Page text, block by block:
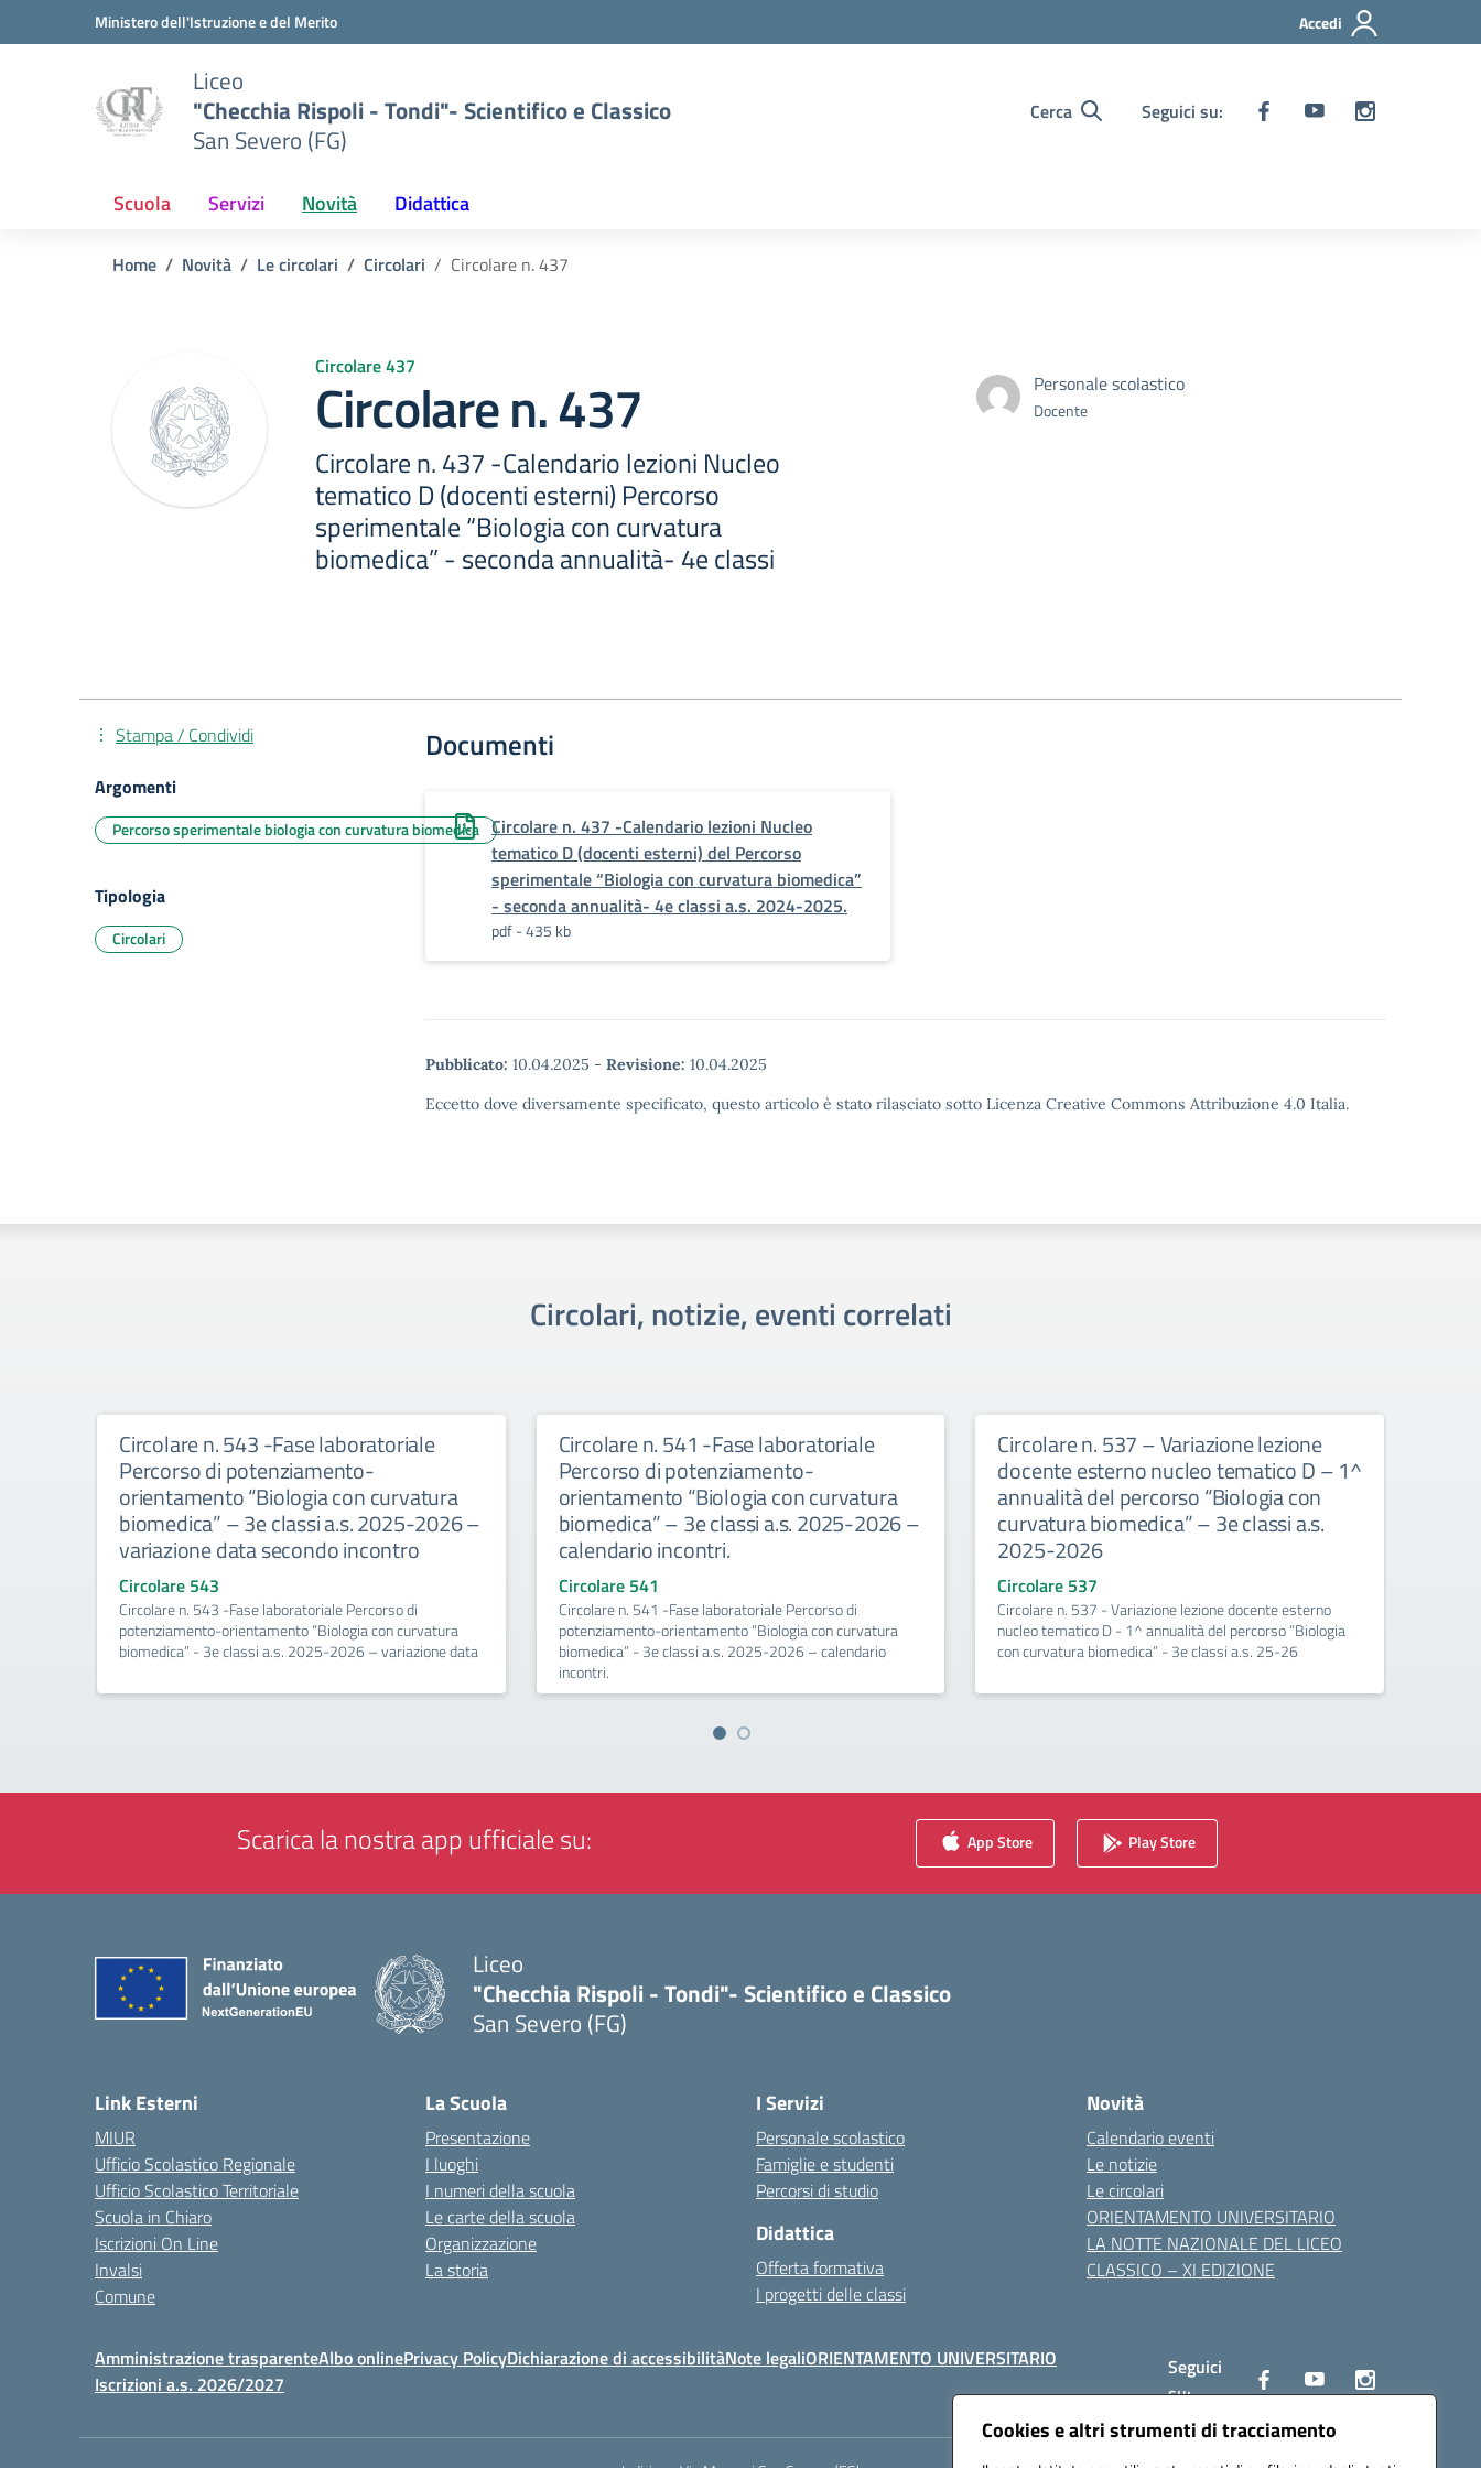
Cookies e altri strumenti di tracciamento
Vai ai contenuti
Vai al menu di navigazioneMinistero dell'Istruzione e del Merito Accedi
Liceo
"Checchia Rispoli - Tondi"- Scientifico e Classico
San Severo (FG)
Cerca Seguici su:
Scuola Servizi Novità Didattica
Home Novità Le circolari Circolari Circolare n. 437
Circolare 437
Circolare n. 437
Circolare n. 437 -Calendario lezioni Nucleo
tematico D (docenti esterni) Percorso
sperimentale “Biologia con curvatura
biomedica” - seconda annualità- 4e classi
Personale scolastico
Docente
Documenti
Circolare n. 437 -Calendario lezioni Nucleo
tematico D (docenti esterni) del Percorso
sperimentale “Biologia con curvatura biomedica”
- seconda annualità- 4e classi a.s. 2024-2025.
pdf - 435 kb
Pubblicato: 10.04.2025 - Revisione: 10.04.2025
Eccetto dove diversamente specificato, questo articolo è stato rilasciato sotto Licenza Creative Commons Attribuzione 4.0 Italia.
Stampa / Condividi
Argomenti
Percorso sperimentale biologia con curvatura biomedica
Tipologia
Circolari
Circolari, notizie, eventi correlati
Circolare n. 543 -Fase laboratoriale
Percorso di potenziamento-
orientamento “Biologia con curvatura
biomedica” – 3e classi a.s. 2025-2026 –
variazione data secondo incontro
Circolare 543
Circolare n. 543 -Fase laboratoriale Percorso di
potenziamento-orientamento “Biologia con curvatura
biomedica” - 3e classi a.s. 2025-2026 – variazione data
Circolare n. 541 -Fase laboratoriale
Percorso di potenziamento-
orientamento “Biologia con curvatura
biomedica” – 3e classi a.s. 2025-2026 –
calendario incontri.
Circolare 541
Circolare n. 541 -Fase laboratoriale Percorso di
potenziamento-orientamento “Biologia con curvatura
biomedica” - 3e classi a.s. 2025-2026 – calendario
incontri.
Circolare n. 537 – Variazione lezione
docente esterno nucleo tematico D – 1^
annualità del percorso “Biologia con
curvatura biomedica” – 3e classi a.s.
2025-2026
Circolare 537
Circolare n. 537 - Variazione lezione docente esterno
nucleo tematico D - 1^ annualità del percorso “Biologia
con curvatura biomedica” - 3e classi a.s. 25-26
Scarica la nostra app ufficiale su: App Store Play Store
Liceo
"Checchia Rispoli - Tondi"- Scientifico e Classico
San Severo (FG)
Link Esterni
MIUR
Ufficio Scolastico Regionale
Ufficio Scolastico Territoriale
Scuola in Chiaro
Iscrizioni On Line
Invalsi
Comune
La Scuola
Presentazione
I luoghi
I numeri della scuola
Le carte della scuola
Organizzazione
La storia
I Servizi
Personale scolastico
Famiglie e studenti
Percorsi di studio
Didattica
Offerta formativa
I progetti delle classi
Novità
Calendario eventi
Le notizie
Le circolari
ORIENTAMENTO UNIVERSITARIO
LA NOTTE NAZIONALE DEL LICEO
CLASSICO – XI EDIZIONE
Amministrazione trasparenteAlbo onlinePrivacy PolicyDichiarazione di accessibilitàNote legaliORIENTAMENTO UNIVERSITARIO
Iscrizioni a.s. 2026/2027
Seguici
su: